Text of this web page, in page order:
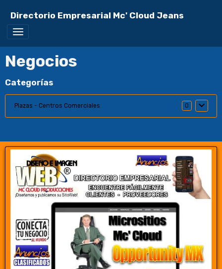
Directorio Empresarial Mc' Cloud Jeans
Negocios
Categorías
Plazas - Centros Comerciales 0